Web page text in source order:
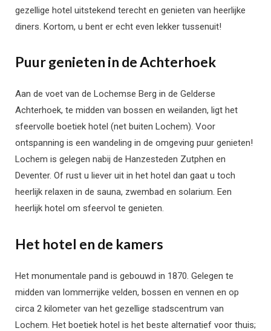
gezellige hotel uitstekend terecht en genieten van heerlijke
diners. Kortom, u bent er echt even lekker tussenuit!
Puur genieten in de Achterhoek
Aan de voet van de Lochemse Berg in de Gelderse
Achterhoek, te midden van bossen en weilanden, ligt het
sfeervolle boetiek hotel (net buiten Lochem). Voor
ontspanning is een wandeling in de omgeving puur genieten!
Lochem is gelegen nabij de Hanzesteden Zutphen en
Deventer. Of rust u liever uit in het hotel dan gaat u toch
heerlijk relaxen in de sauna, zwembad en solarium. Een
heerlijk hotel om sfeervol te genieten.
Het hotel en de kamers
Het monumentale pand is gebouwd in 1870. Gelegen te
midden van lommerrijke velden, bossen en vennen en op
circa 2 kilometer van het gezellige stadscentrum van
Lochem. Het boetiek hotel is het beste alternatief voor thuis;